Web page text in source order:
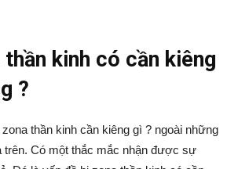
thần kinh có cần kiêng
?
thần kinh cần kiêng gì ? ngoài những
trên. Có một thắc mắc nhận được sự